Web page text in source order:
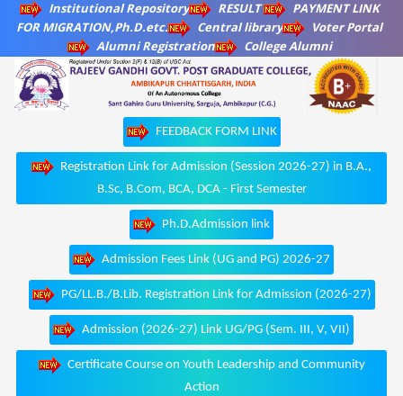
Institutional Repository RESULT
PAYMENT LINK
FOR MIGRATION,Ph.D.etc.
Central library
Voter Portal
Alumni Registration
College Alumni
FEEDBACK FORM LINK
Registration Link for Admission (Session 2026-27) in B.A.,
B.Sc, B.Com, BCA, DCA - First Semester
Ph.D.Admission link
Admission Fees Link (UG and PG) 2026-27
PG/LL.B./B.Lib. Registration Link for Admission (2026-27)
Admission (2026-27) Link UG/PG (Sem. III, V, VII)
Certificate Course on Youth Leadership and Community
Action